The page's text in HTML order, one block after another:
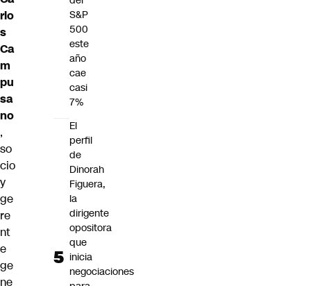
rlo
s
Ca
m
pu
sa
no
,
so
cio
y
ge
re
nt
e
ge
ne
S&P
500
este
año
cae
casi
7%
El
perfil
de
Dinorah
Figuera,
la
dirigente
opositora
que
inicia
negociaciones